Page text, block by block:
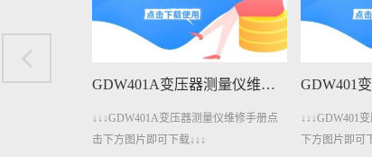
GDW401变压器测量仪维修手册下载
↓↓↓GDW401变压器测量仪维修手册点击
下方图片即可下载↓↓↓
↓↓↓GDW4011
下方图片即可